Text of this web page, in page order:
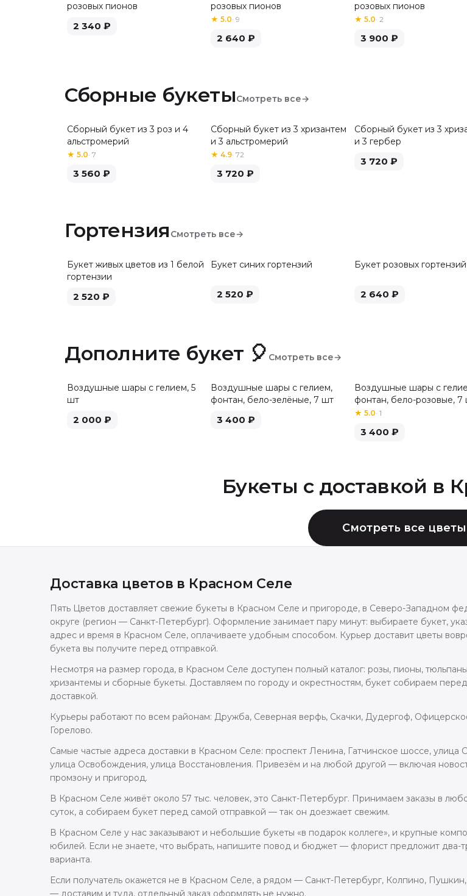
розовых пионов
2 340 ₽
розовых пионов
★ 5.0· 9
2 640 ₽
розовых пионов
★ 5.0· 2
3 900 ₽
Сборные букетыСмотреть все→
Сборный букет из 3 роз и 4
альстромерий
★ 5.0· 7
3 560 ₽
Хит
Сборный букет из 3 хризантем
и 3 альстромерий
★ 4.9· 72
3 720 ₽
Сборный букет из 3
и 3 гербер
3 720 ₽
Гортензия Смотреть все→
Букет живых цветов из 1 белой
гортензии
2 520 ₽
Букет синих гортензий
2 520 ₽
Букет розовых гортензий
2 640 ₽
Дополните букет 🎈 Смотреть все→
Воздушные шары с гелием, 5
шт
2 000 ₽
Воздушные шары с гелием,
фонтан, бело-зелёные, 7 шт
3 400 ₽
Воздушные шары с
фонтан, бело-розовые, 7
★ 5.0· 1
3 400 ₽
Букеты с доставкой в
Смотреть все цветы
Доставка цветов в Красном Селе
Пять Цветов доставляет свежие букеты в Красном Селе и пригороде, в Северо-Западном
округе (регион — Санкт-Петербург). Оформление занимает пару минут: выбираете букет,
адрес и время в Красном Селе, оплачиваете удобным способом. Курьер доставит цветы
букета вы получите перед отправкой.
Несмотря на размер города, в Красном Селе доступен полный каталог: розы, пионы,
хризантемы и сборные букеты. Доставляем по городу и окрестностям, букет собираем
доставкой.
Курьеры работают по всем районам: Дружба, Северная верфь, Скачки, Дудергоф,
Горелово.
Самые частые адреса доставки в Красном Селе: проспект Ленина, Гатчинское шоссе, улица
улица Освобождения, улица Восстановления. Привезём и на любой другой — включая
промзону и пригород.
В Красном Селе живёт около 57 тыс. человек, это Санкт-Петербург. Принимаем заказы в
суток, а собираем букет перед самой отправкой — так он доезжает свежим.
В Красном Селе у нас заказывают и небольшие букеты «в подарок коллеге», и крупные
юбилей. Если не знаете, что выбрать, напишите повод и бюджет — флорист предложит два-
варианта.
Если получатель окажется не в Красном Селе, а рядом — Санкт-Петербург, Колпино,
— доставим и туда, отдельный заказ оформлять не нужно.